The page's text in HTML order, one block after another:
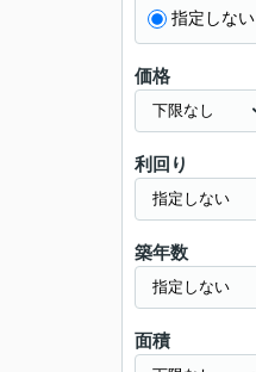
指定しない
価格
利回り
築年数
面積